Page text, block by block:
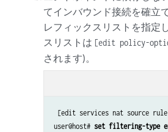
てインバウンド接続を確立
レフィックスリストを指定
スリストは [edit policy-
されます)。
[edit services nat source
user@host# set filtering-type